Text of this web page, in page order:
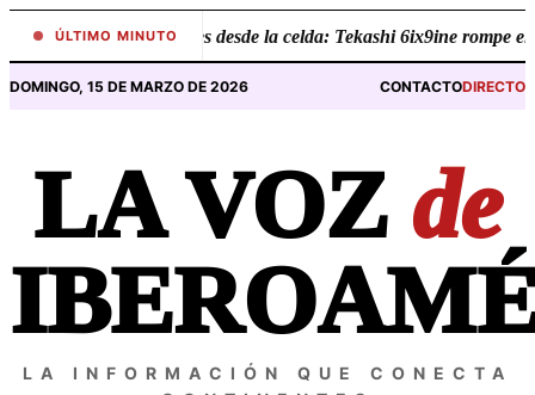
Saltar
al
contenido
ÚLTIMO MINUTO
• Revelaciones desde la celda: Tekashi 6ix9ine rompe el
DOMINGO, 15 DE MARZO DE 2026 CONTACTODIRECTO
LA VOZ de
LA INFORMACIÓN QUE CONECTA